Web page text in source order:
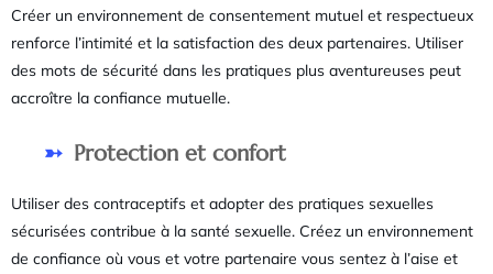
Créer un environnement de consentement mutuel et respectueux
renforce l’intimité et la satisfaction des deux partenaires. Utiliser
des mots de sécurité dans les pratiques plus aventureuses peut
accroître la confiance mutuelle.
Protection et confort
Utiliser des contraceptifs et adopter des pratiques sexuelles
sécurisées contribue à la santé sexuelle. Créez un environnement
de confiance où vous et votre partenaire vous sentez à l’aise et